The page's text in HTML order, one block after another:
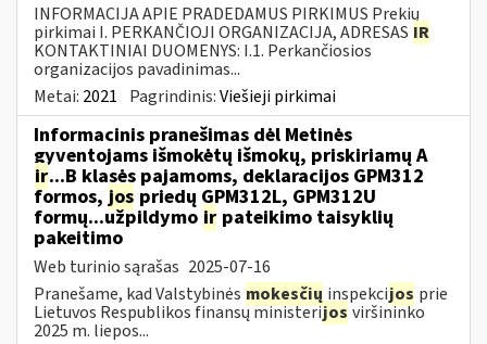
INFORMACIJA APIE PRADEDAMUS PIRKIMUS Prekių
pirkimai I. PERKANČIOJI ORGANIZACIJA, ADRESAS IR
KONTAKTINIAI DUOMENYS: I.1. Perkančiosios
organizacijos pavadinimas...
Metai: 2021 Pagrindinis:Viešieji pirkimai
Informacinis pranešimas dėl Metinės
gyventojams išmokėtų išmokų, priskiriamų A
ir...B klasės pajamoms, deklaracijos GPM312
formos, jos priedų GPM312L, GPM312U
formų...užpildymo ir pateikimo taisyklių
pakeitimo
Web turinio sąrašas 2025-07-16
Pranešame, kad Valstybinės mokesčių inspekcijos prie
Lietuvos Respublikos finansų ministerijos viršininko
2025 m. liepos...